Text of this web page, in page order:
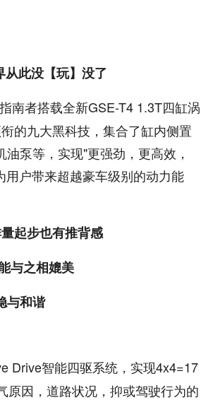
此没【玩】没了
南者搭载全新GSE-T4 1.3T四缸涡
的九大黑科技，集合了缸内侧置
泵等，实现"更强劲，更高效，
用户带来超越豪车级别的动力能
起步也有推背感
与之相媲美
与和谐
Drive智能四驱系统，实现4x4=17
原因，道路状况，抑或驾驶行为的